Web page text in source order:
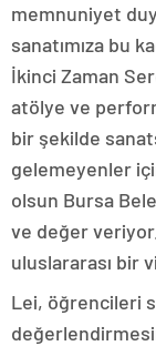
memnuniyet
sanatımıza bu
İkinci Zaman
atölye ve
bir şekilde
gelemeyenler
olsun Bursa
ve değer
uluslararası bir
Lei, öğrencileri